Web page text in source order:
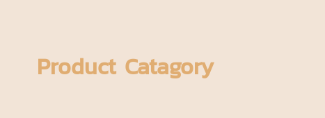
Product Catagory